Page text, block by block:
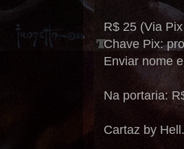
R$ 25 (Via
Chave Pix:
Enviar nome
Na portaria:
Cartaz by Hell.